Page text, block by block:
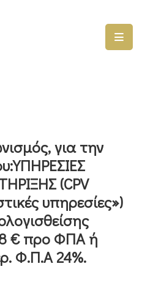
για την
(CPV
υπηρεσίες»)
€ προ ΦΠΑ ή
Φ.Π.Α 24%.